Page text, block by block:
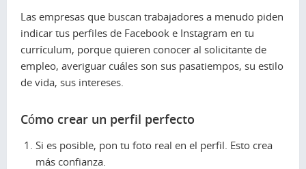
Las empresas que buscan trabajadores a menudo piden
indicar tus perfiles de Facebook e Instagram en tu
currículum, porque quieren conocer al solicitante de
empleo, averiguar cuáles son sus pasatiempos, su estilo
de vida, sus intereses.
Cómo crear un perfil perfecto
Si es posible, pon tu foto real en el perfil. Esto crea
más confianza.